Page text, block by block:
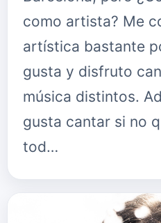
como artista? Me
artística bastante
gusta y disfruto
música distintos.
gusta cantar si no
tod…